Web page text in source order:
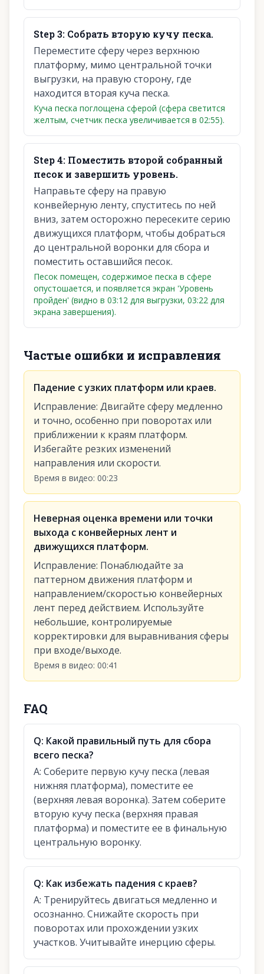
Step3: Собрать вторую кучу песка.
Переместите сферу через верхнюю
платформу, мимо центральной точки
выгрузки, на правую сторону, где
находится вторая куча песка.
Куча песка поглощена сферой (сфера светится
желтым, счетчик песка увеличивается в 02:55).
Step4: Поместить второй собранный
песок и завершить уровень.
Направьте сферу на правую
конвейерную ленту, спуститесь по ней
вниз, затем осторожно пересеките серию
движущихся платформ, чтобы добраться
до центральной воронки для сбора и
поместить оставшийся песок.
Песок помещен, содержимое песка в сфере
опустошается, и появляется экран 'Уровень
пройден' (видно в 03:12 для выгрузки, 03:22 для
экрана завершения).
Частые ошибки и исправления
Падение с узких платформ или краев.
Исправление: Двигайте сферу медленно
и точно, особенно при поворотах или
приближении к краям платформ.
Избегайте резких изменений
направления или скорости.
Время в видео: 00:23
Неверная оценка времени или точки
выхода с конвейерных лент и
движущихся платформ.
Исправление: Понаблюдайте за
паттерном движения платформ и
направлением/скоростью конвейерных
лент перед действием. Используйте
небольшие, контролируемые
корректировки для выравнивания сферы
при входе/выходе.
Время в видео: 00:41
FAQ
Q: Какой правильный путь для сбора
всего песка?
A: Соберите первую кучу песка (левая
нижняя платформа), поместите ее
(верхняя левая воронка). Затем соберите
вторую кучу песка (верхняя правая
платформа) и поместите ее в финальную
центральную воронку.
Q: Как избежать падения с краев?
A: Тренируйтесь двигаться медленно и
осознанно. Снижайте скорость при
поворотах или прохождении узких
участков. Учитывайте инерцию сферы.